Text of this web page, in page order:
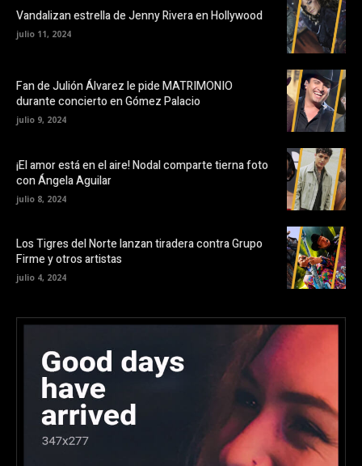
Vandalizan estrella de Jenny Rivera en Hollywood
julio 11, 2024
Fan de Julión Álvarez le pide MATRIMONIO
durante concierto en Gómez Palacio
julio 9, 2024
¡El amor está en el aire! Nodal comparte tierna foto
con Ángela Aguilar
julio 8, 2024
Los Tigres del Norte lanzan tiradera contra Grupo
Firme y otros artistas
julio 4, 2024